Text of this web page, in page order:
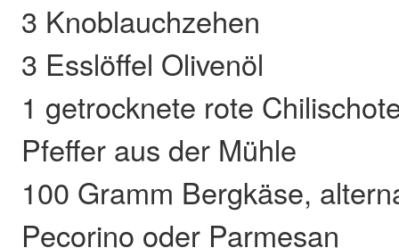
3 Knoblauchzehen
3 Esslöffel Olivenöl
1 getrocknete rote
Pfeffer aus der Mühle
100 Gramm Bergkäse,
Pecorino oder Parmesan